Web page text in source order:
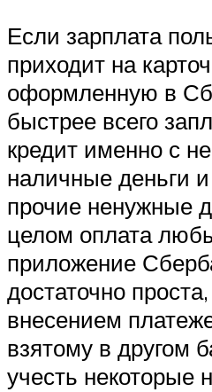
Если зарплата
приходит на
оформленную в
быстрее всего
кредит именно с
наличные деньги
прочие ненужные
целом оплата
приложение
достаточно
внесением
взятому в другом
учесть некоторые